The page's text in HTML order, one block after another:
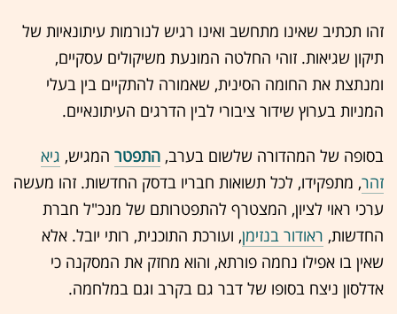
זהו תכתיב שאינו מתחשב ואינו רגיש לנורמות עיתונאיות של
תיקון שגיאות. זוהי החלטה המונעת משיקולים עסקיים,
ומנתצת את החומה הסינית, שאמורה להתקיים בין בעלי
המניות בערוץ שידור ציבורי לבין הדרגים העיתונאיים.
בסופה של המהדורה שלשום בערב, התפטר המגיש, גיא
זהר, מתפקידו, לכל תשואות חבריו בדסק החדשות. זהו מעשה
ערכי ראוי לציון, המצטרף להתפטרותם של מנכ"ל חברת
החדשות, ראודור בנזימן, ועורכת התוכנית, רותי יובל. אלא
שאין בו אפילו נחמה פורתא, והוא מחזק את המסקנה כי
אדלסון ניצח בסופו של דבר גם בקרב וגם במלחמה.